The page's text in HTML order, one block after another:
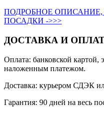
ПОДРОБНОЕ
ПОСАДКИ ->>>
ДОСТАВКА И
Оплата: банковской
наложенным платежом.
Доставка: курьером СДЭК
Гарантия: 90 дней на весь